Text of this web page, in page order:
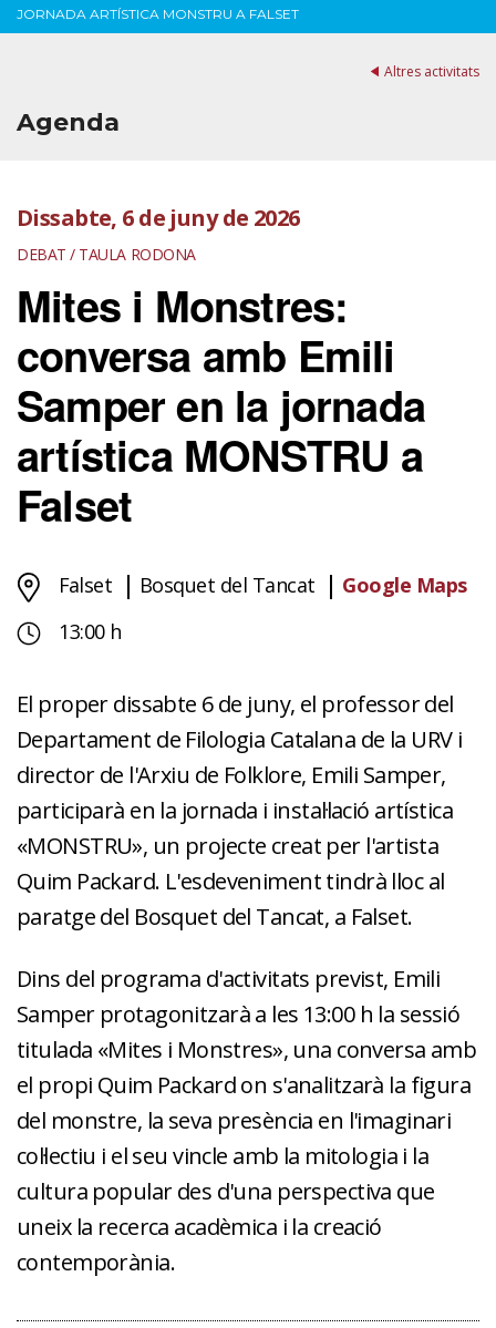
JORNADA ARTÍSTICA MONSTRU A FALSET
Altres activitats
Agenda
Dissabte, 6 de juny de 2026
DEBAT / TAULA RODONA
Mites i Monstres:
conversa amb Emili
Samper en la jornada
artística MONSTRU a
Falset
Falset Bosquet del Tancat
Google Maps
13:00 h
El proper dissabte 6 de juny, el professor del
Departament de Filologia Catalana de la URV i
director de l'Arxiu de Folklore, Emili Samper,
participarà en la jornada i instal·lació artística
«MONSTRU», un projecte creat per l'artista
Quim Packard. L'esdeveniment tindrà lloc al
paratge del Bosquet del Tancat, a Falset.
Dins del programa d'activitats previst, Emili
Samper protagonitzarà a les 13:00 h la sessió
titulada «Mites i Monstres», una conversa amb
el propi Quim Packard on s'analitzarà la figura
del monstre, la seva presència en l'imaginari
col·lectiu i el seu vincle amb la mitologia i la
cultura popular des d'una perspectiva que
uneix la recerca acadèmica i la creació
contemporània.